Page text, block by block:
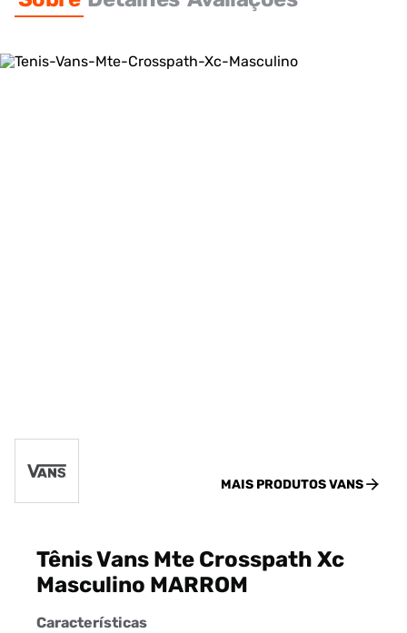
MAIS PRODUTOSVANS
Tênis Vans Mte Crosspath Xc
Masculino MARROM
Características